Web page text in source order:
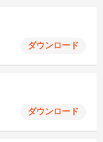
ダウンロード
ダウンロード